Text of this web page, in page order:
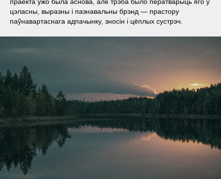
цэласны, выразны і пазнавальны брэнд — прастору
паўнавартаснага адпачынку, зносін і цёплых сустрэч.